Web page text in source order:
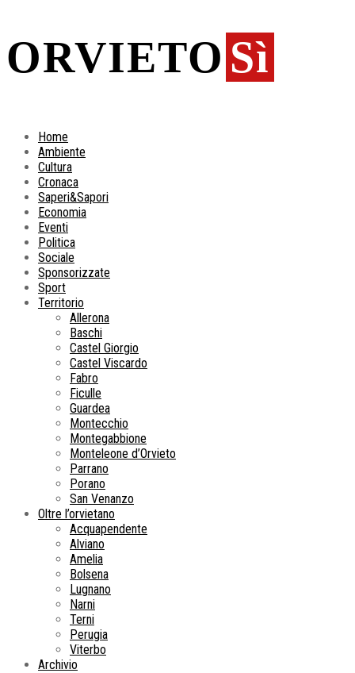
ORVIETO Sì
Home
Ambiente
Cultura
Cronaca
Saperi&Sapori
Economia
Eventi
Politica
Sociale
Sponsorizzate
Sport
Territorio
Allerona
Baschi
Castel Giorgio
Castel Viscardo
Fabro
Ficulle
Guardea
Montecchio
Montegabbione
Monteleone d’Orvieto
Parrano
Porano
San Venanzo
Oltre l’orvietano
Acquapendente
Alviano
Amelia
Bolsena
Lugnano
Narni
Terni
Perugia
Viterbo
Archivio